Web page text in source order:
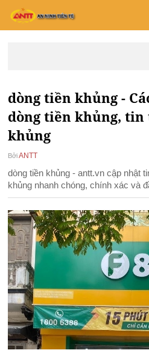
dòng tiền khủng -
dòng tiền khủng,
khủng
Bởi ANTT
dòng tiền khủng - antt.vn cập nhật
khủng nhanh chóng, chính xác và